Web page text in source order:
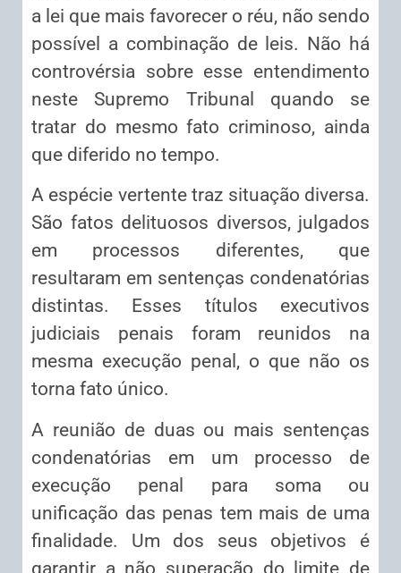
a lei que mais favorecer o réu, não sendo
possível a combinação de leis. Não há
controvérsia sobre esse entendimento
neste Supremo Tribunal quando se
tratar do mesmo fato criminoso, ainda
que diferido no tempo.
A espécie vertente traz situação diversa.
São fatos delituosos diversos, julgados
em processos diferentes, que
resultaram em sentenças condenatórias
distintas. Esses títulos executivos
judiciais penais foram reunidos na
mesma execução penal, o que não os
torna fato único.
A reunião de duas ou mais sentenças
condenatórias em um processo de
execução penal para soma ou
unificação das penas tem mais de uma
finalidade. Um dos seus objetivos é
garantir a não superação do limite de